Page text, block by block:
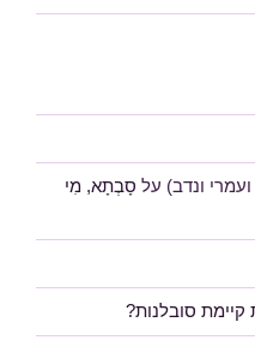
ונדב) על סָבְתָא, מִי
קיימת סובלנות?